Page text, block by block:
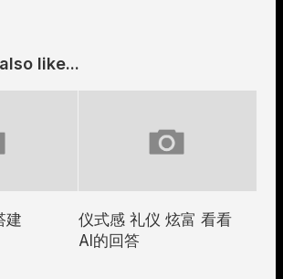
like...
建
仪式感 礼仪 炫富 看看
AI的回答